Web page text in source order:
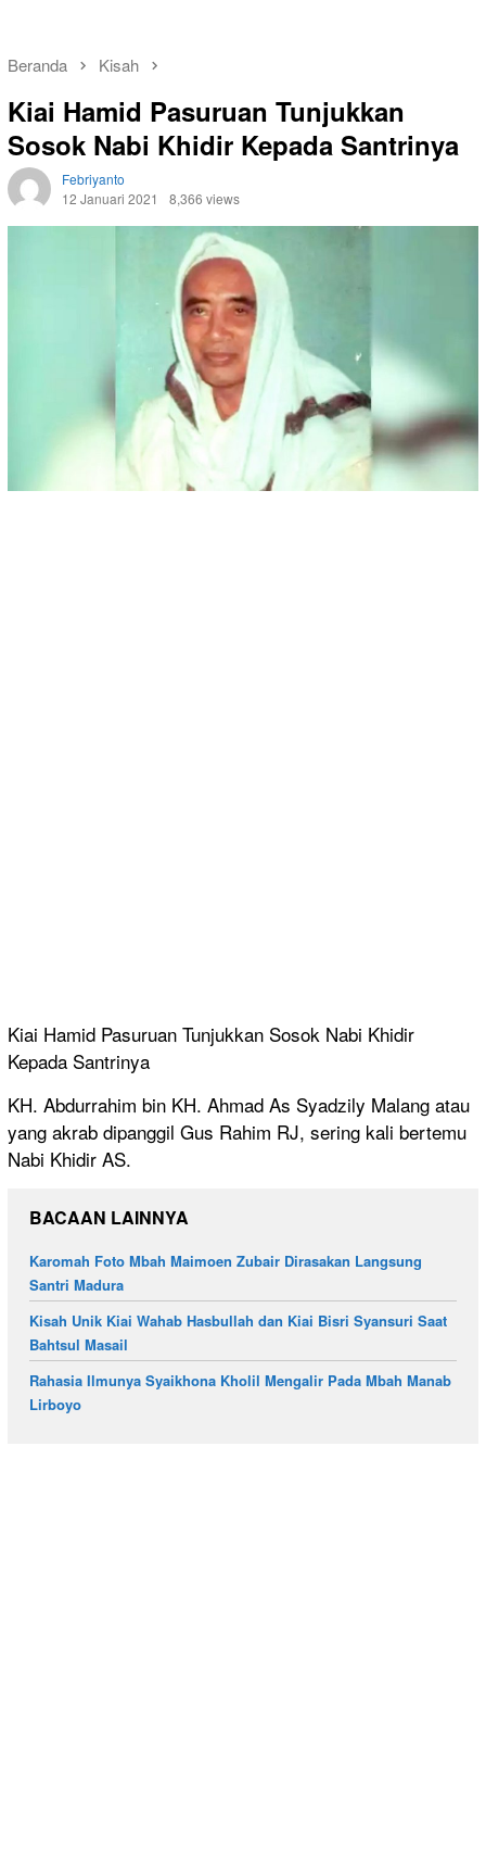
Beranda Kisah
Kiai Hamid Pasuruan Tunjukkan
Sosok Nabi Khidir Kepada Santrinya
Febriyanto
12 Januari 2021
8,366 views
Kiai Hamid Pasuruan Tunjukkan Sosok Nabi Khidir
Kepada Santrinya
KH. Abdurrahim bin KH. Ahmad As Syadzily Malang atau
yang akrab dipanggil Gus Rahim RJ, sering kali bertemu
Nabi Khidir AS.
BACAAN LAINNYA
Karomah Foto Mbah Maimoen Zubair Dirasakan Langsung
Santri Madura
Kisah Unik Kiai Wahab Hasbullah dan Kiai Bisri Syansuri Saat
Bahtsul Masail
Rahasia Ilmunya Syaikhona Kholil Mengalir Pada Mbah Manab
Lirboyo